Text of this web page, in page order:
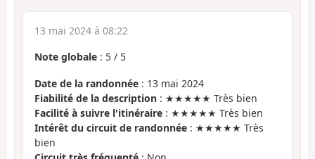
13 mai 2024 à 08:22
Note globale : 5 / 5
Date de la randonnée : 13 mai 2024
Fiabilité de la description : ★★★★★ Très bien
Facilité à suivre l'itinéraire : ★★★★★ Très bien
Intérêt du circuit de randonnée : ★★★★★ Très
bien